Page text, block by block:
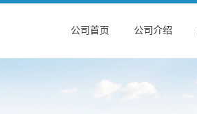
公司首页 公司介绍